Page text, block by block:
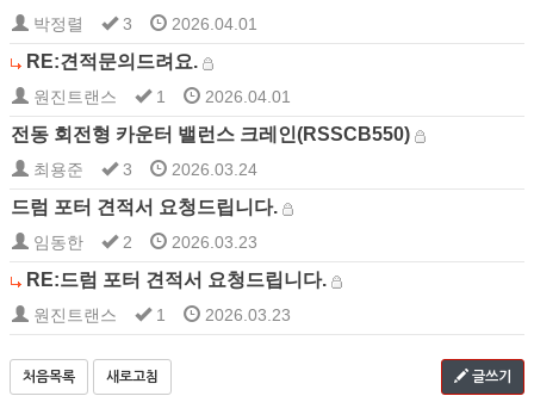
박정렬 3 2026.04.01
RE:견적문의드려요.
원진트랜스 1 2026.04.01
전동 회전형 카운터 밸런스 크레인(RSSCB550)
최용준 3 2026.03.24
드럼 포터 견적서 요청드립니다.
임동한 2 2026.03.23
RE:드럼 포터 견적서 요청드립니다.
원진트랜스 1 2026.03.23
처음목록 새로고침 글쓰기